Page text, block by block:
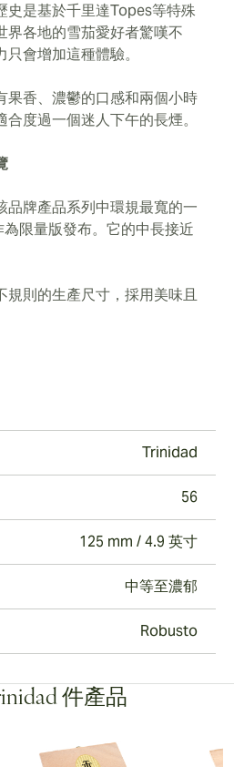
史是基於千里達Topes等特殊
界各地的雪茄愛好者驚嘆不
會增加這種體驗。
果香、濃鬱的口感和兩個小時
度過一個迷人下午的長煙。
品牌產品系列中環規最寬的一
限量版發布。它的中長接近
規則的生產尺寸，採用美味且
Trinidad
56
125 mm / 4.9 英寸
中等至濃郁
Robusto
件產品